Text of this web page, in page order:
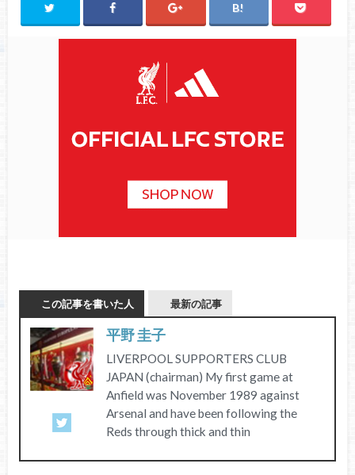
この記事を書いた人 最新の記事
平野 圭子
LIVERPOOL SUPPORTERS CLUB
JAPAN (chairman) My first game at
Anfield was November 1989 against
Arsenal and have been following the
Reds through thick and thin